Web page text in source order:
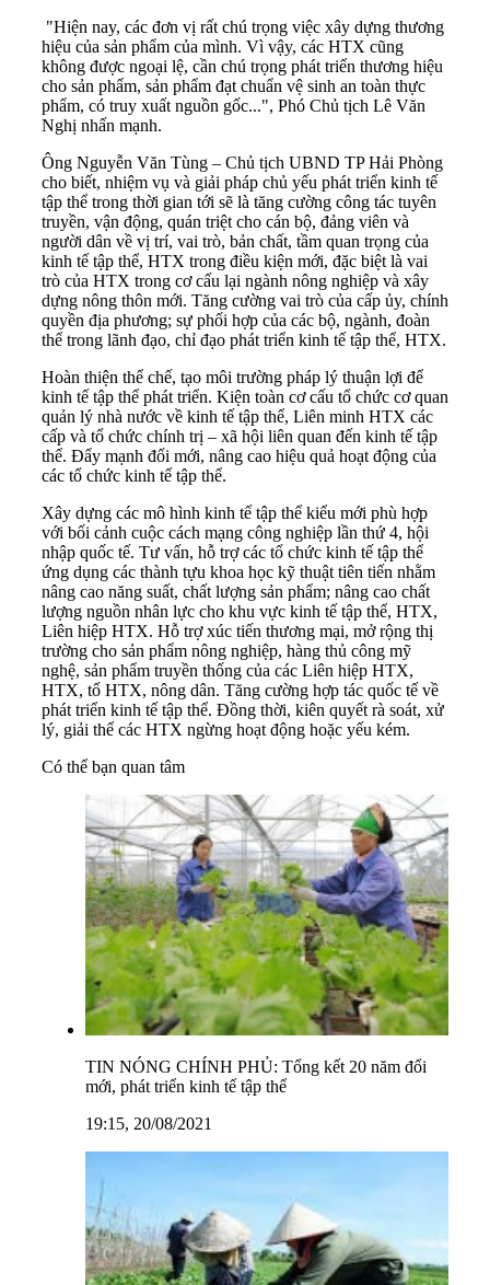
"Hiện nay, các đơn vị rất chú trọng việc xây dựng thương
hiệu của sản phẩm của mình. Vì vậy, các HTX cũng
không được ngoại lệ, cần chú trọng phát triển thương hiệu
cho sản phẩm, sản phẩm đạt chuẩn vệ sinh an toàn thực
phẩm, có truy xuất nguồn gốc...", Phó Chủ tịch Lê Văn
Nghị nhấn mạnh.
Ông Nguyễn Văn Tùng – Chủ tịch UBND TP Hải Phòng
cho biết, nhiệm vụ và giải pháp chủ yếu phát triển kinh tế
tập thể trong thời gian tới sẽ là tăng cường công tác tuyên
truyền, vận động, quán triệt cho cán bộ, đảng viên và
người dân về vị trí, vai trò, bản chất, tầm quan trọng của
kinh tế tập thể, HTX trong điều kiện mới, đặc biệt là vai
trò của HTX trong cơ cấu lại ngành nông nghiệp và xây
dựng nông thôn mới. Tăng cường vai trò của cấp ủy, chính
quyền địa phương; sự phối hợp của các bộ, ngành, đoàn
thể trong lãnh đạo, chỉ đạo phát triển kinh tế tập thể, HTX.
Hoàn thiện thể chế, tạo môi trường pháp lý thuận lợi để
kinh tế tập thể phát triển. Kiện toàn cơ cấu tổ chức cơ quan
quản lý nhà nước về kinh tế tập thể, Liên minh HTX các
cấp và tổ chức chính trị – xã hội liên quan đến kinh tế tập
thể. Đẩy mạnh đổi mới, nâng cao hiệu quả hoạt động của
các tổ chức kinh tế tập thể.
Xây dựng các mô hình kinh tế tập thể kiểu mới phù hợp
với bối cảnh cuộc cách mạng công nghiệp lần thứ 4, hội
nhập quốc tế. Tư vấn, hỗ trợ các tổ chức kinh tế tập thể
ứng dụng các thành tựu khoa học kỹ thuật tiên tiến nhằm
nâng cao năng suất, chất lượng sản phẩm; nâng cao chất
lượng nguồn nhân lực cho khu vực kinh tế tập thể, HTX,
Liên hiệp HTX. Hỗ trợ xúc tiến thương mại, mở rộng thị
trường cho sản phẩm nông nghiệp, hàng thủ công mỹ
nghệ, sản phẩm truyền thống của các Liên hiệp HTX,
HTX, tổ HTX, nông dân. Tăng cường hợp tác quốc tế về
phát triển kinh tế tập thể. Đồng thời, kiên quyết rà soát, xử
lý, giải thể các HTX ngừng hoạt động hoặc yếu kém.
Có thể bạn quan tâm
TIN NÓNG CHÍNH PHỦ: Tổng kết 20 năm đổi
mới, phát triển kinh tế tập thể
19:15, 20/08/2021